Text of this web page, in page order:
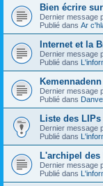
Bien écrire
Dernier message
Publié dans Ar
Internet et la
Dernier message
Publié dans
Dernier message
Publié dans
Liste des
Dernier message
Publié dans
L'archipel
Dernier message
Publié dans